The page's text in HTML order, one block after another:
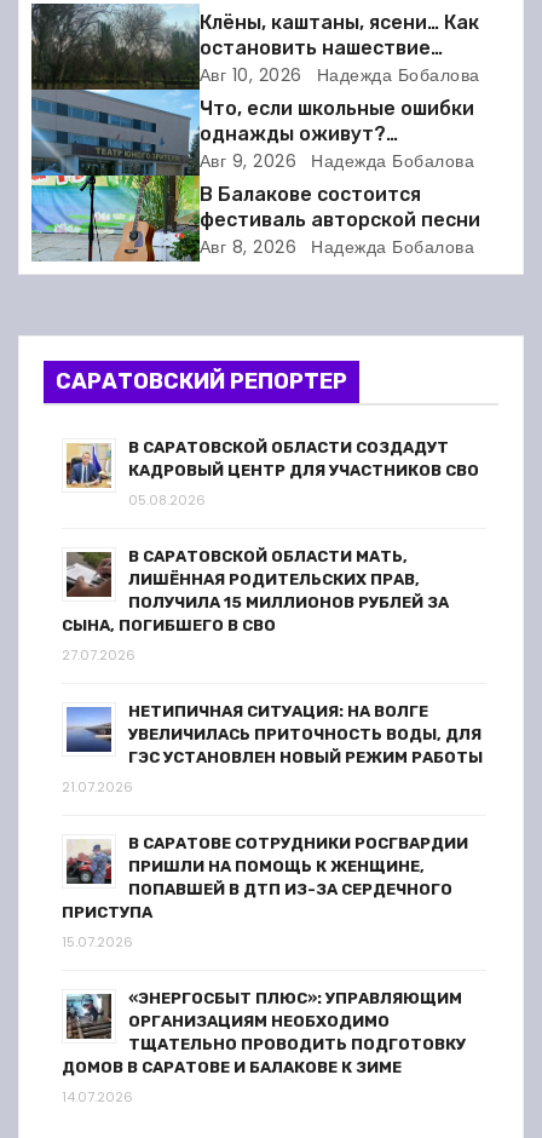
г
а
ц
и
я
п
о
Клёны, каштаны, ясени… Как
остановить нашествие
вредителей в Балакове?
Авг 10, 2026 Надежда Бобалова
Что, если школьные ошибки
однажды оживут?
Балаковский ТЮЗ готовит
премьеру
Авг 9, 2026 Надежда Бобалова
В Балакове состоится
фестиваль авторской песни
Авг 8, 2026 Надежда Бобалова
САРАТОВСКИЙ РЕПОРТЕР
В САРАТОВСКОЙ ОБЛАСТИ СОЗДАДУТ
КАДРОВЫЙ ЦЕНТР ДЛЯ УЧАСТНИКОВ СВО
05.08.2026
В САРАТОВСКОЙ ОБЛАСТИ МАТЬ,
ЛИШЁННАЯ РОДИТЕЛЬСКИХ ПРАВ,
ПОЛУЧИЛА 15 МИЛЛИОНОВ РУБЛЕЙ ЗА
СЫНА, ПОГИБШЕГО В СВО
27.07.2026
НЕТИПИЧНАЯ СИТУАЦИЯ: НА ВОЛГЕ
УВЕЛИЧИЛАСЬ ПРИТОЧНОСТЬ ВОДЫ, ДЛЯ
ГЭС УСТАНОВЛЕН НОВЫЙ РЕЖИМ РАБОТЫ
21.07.2026
В САРАТОВЕ СОТРУДНИКИ РОСГВАРДИИ
ПРИШЛИ НА ПОМОЩЬ К ЖЕНЩИНЕ,
ПОПАВШЕЙ В ДТП ИЗ-ЗА СЕРДЕЧНОГО
ПРИСТУПА
15.07.2026
«ЭНЕРГОСБЫТ ПЛЮС»: УПРАВЛЯЮЩИМ
ОРГАНИЗАЦИЯМ НЕОБХОДИМО
ТЩАТЕЛЬНО ПРОВОДИТЬ ПОДГОТОВКУ
ДОМОВ В САРАТОВЕ И БАЛАКОВЕ К ЗИМЕ
14.07.2026